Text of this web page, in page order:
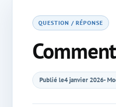
QUESTION / RÉPONSE
Publié le4 janvier 2026-